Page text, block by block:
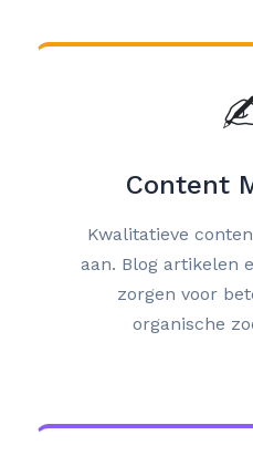
Content
Kwalitatieve
aan. Blog artikelen
zorgen voor
organische